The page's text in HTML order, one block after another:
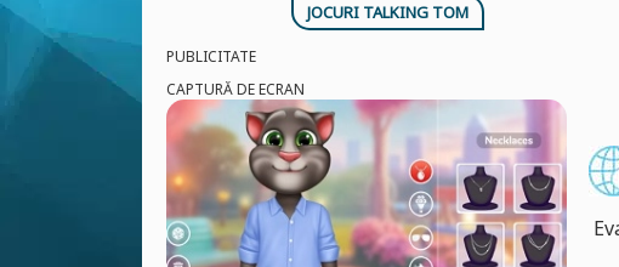
JOCURI TALKING TOM
PUBLICITATE
CAPTURĂ DE ECRAN